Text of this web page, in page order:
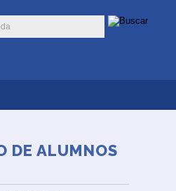
DE ALUMNOS